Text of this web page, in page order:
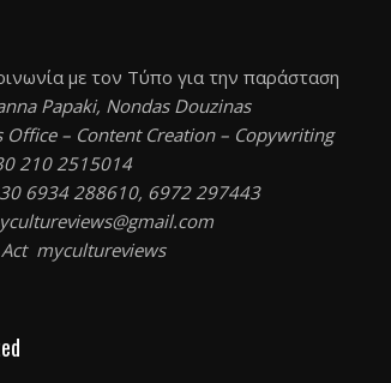
με τον Τύπο για την παράσταση
Papaki, Nondas Douzinas
Office – Content Creation – Copywriting
210 2515014
6934 288610, 6972 297443
mycultureviews